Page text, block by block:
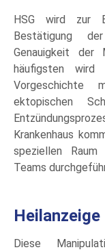
HSG wird zur
Bestätigung
Genauigkeit
häufigsten wird
Vorgeschichte
ektopischen
Krankenhaus
speziellen
Teams
Heilanzeige
Diese